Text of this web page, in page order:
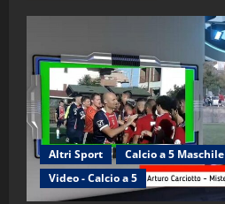
Altri Sport Calcio a 5 Maschile
Video - Calcio a 5